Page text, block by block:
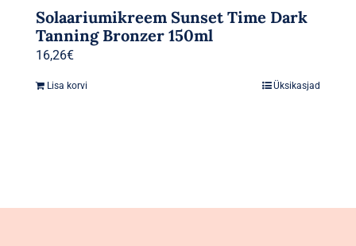
Solaariumikreem Sunset Time Dark
Tanning Bronzer 150ml
16,26€
Lisa korvi Üksikasjad